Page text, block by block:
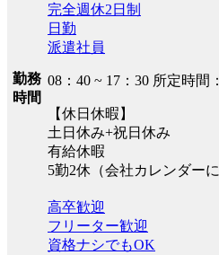
勤務
時間
完全週休2日制
日勤
派遣社員
08：40 ~ 17：30 所定時間
【休日休暇】
土日休み+祝日休み
有給休暇
5勤2休（会社カレンダーに
高卒歓迎
フリーター歓迎
資格ナシでもOK